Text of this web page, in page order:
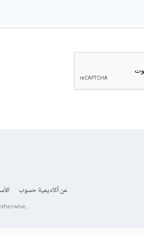
عن أكاديمية حسوب